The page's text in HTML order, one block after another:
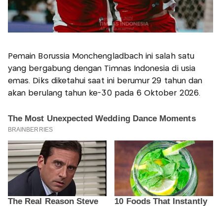
Pemain Borussia Monchengladbach ini salah satu
yang bergabung dengan Timnas Indonesia di usia
emas. Diks diketahui saat ini berumur 29 tahun dan
akan berulang tahun ke-30 pada 6 Oktober 2026.